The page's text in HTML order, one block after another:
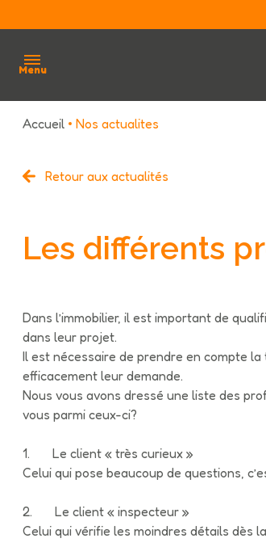
Menu
qui
acheter
estimation
avis
actualités
Accueil Nos actualites
Retour aux actualités
Les différents
Dans l’immobilier, il est important de
dans leur projet.
Il est nécessaire de prendre en compte
efficacement leur demande.
Nous vous avons dressé une liste des
vous parmi ceux-ci?
1. Le client « très curieux »
Celui qui pose beaucoup de questions,
2. Le client « inspecteur »
Celui qui vérifie les moindres détails dès